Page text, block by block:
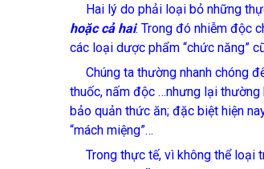
Hai lý do phải loại bỏ những
hoặc cả hai. Trong đó nhiễm độc
các loại dược phẩm “chức năng”
Chúng ta thường nhanh chóng
thuốc, nấm độc …nhưng lại thường
bảo quản thức ăn; đặc biệt hiện
“mách miệng”…
Trong thực tế, vì không thể loại